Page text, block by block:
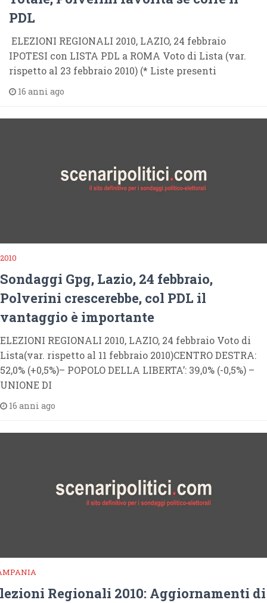
PDL
ELEZIONI REGIONALI 2010, LAZIO, 24 febbraio
IPOTESI con LISTA PDL a ROMA Voto di Lista (var.
rispetto al 23 febbraio 2010) (* Liste presenti
16 anni ago
2010
Sondaggi Gpg, Lazio, 24 febbraio,
Polverini crescerebbe, col PDL il
vantaggio è importante
ELEZIONI REGIONALI 2010, LAZIO, 24 febbraio Voto di
Lista(var. rispetto al 11 febbraio 2010)CENTRO DESTRA:
52,0% (+0,5%)– POPOLO DELLA LIBERTA’: 39,0% (-0,5%) –
UNIONE DI
16 anni ago
Regionali 2010: Aggiornamenti di